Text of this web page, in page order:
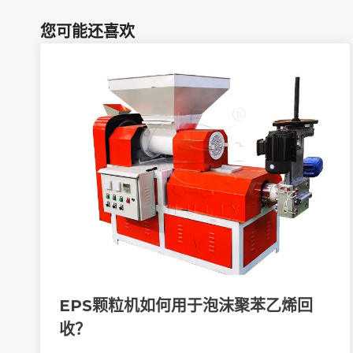
您可能还喜欢
EPS颗粒机如何用于泡沫聚苯乙烯回
收？